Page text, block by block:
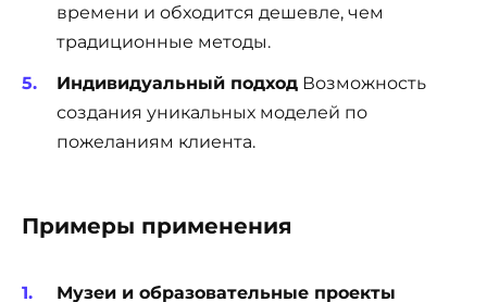
времени и обходится дешевле, чем
традиционные методы.
Индивидуальный подход Возможность
создания уникальных моделей по
пожеланиям клиента.
Примеры применения
Музеи и образовательные проекты